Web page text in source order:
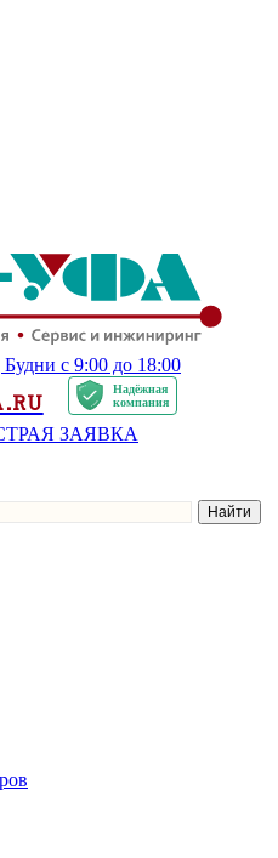
Будни с 9:00 до 18:00
Надёжная
компания
ЗАЯВКА